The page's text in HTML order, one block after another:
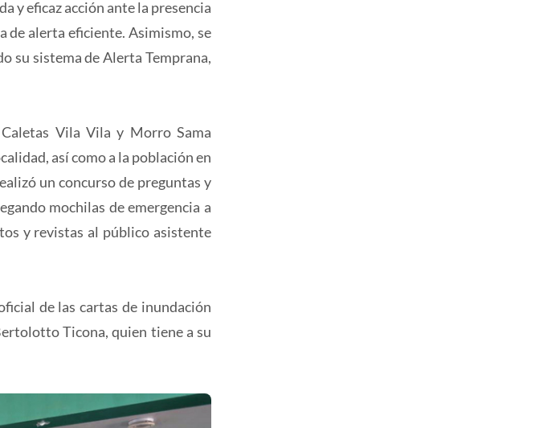
y eficaz acción ante la presencia
de alerta eficiente. Asimismo, se
su sistema de Alerta Temprana,
Vila Vila y Morro Sama
así como a la población en
un concurso de preguntas y
mochilas de emergencia a
y revistas al público asistente
de las cartas de inundación
Ticona, quien tiene a su